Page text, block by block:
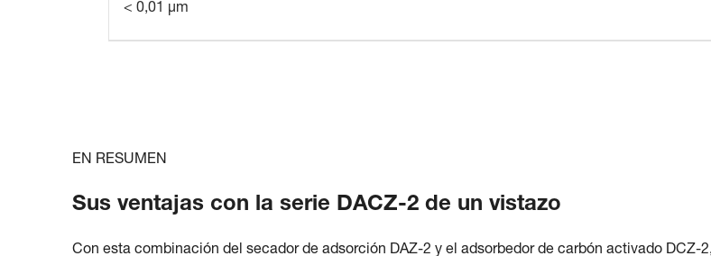
< 0,01 µm
EN RESUMEN
Sus ventajas con la serie DACZ-2 de un vistazo
Con esta combinación del secador de adsorción DAZ-2 y el adsorbedor de carbón activado